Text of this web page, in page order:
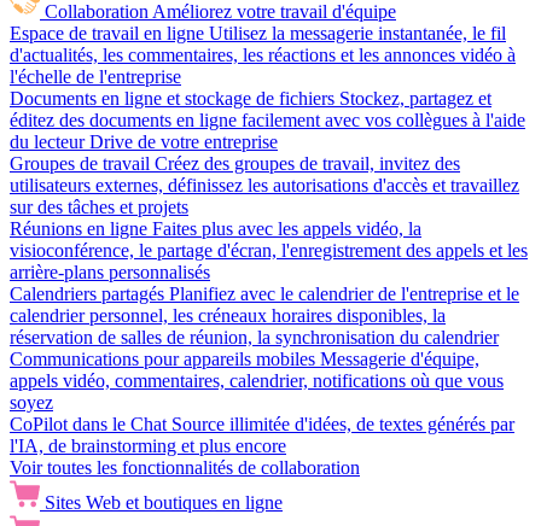
Collaboration Améliorez votre travail d'équipe
Espace de travail en ligne Utilisez la messagerie instantanée, le fil
d'actualités, les commentaires, les réactions et les annonces vidéo à
l'échelle de l'entreprise
Documents en ligne et stockage de fichiers Stockez, partagez et
éditez des documents en ligne facilement avec vos collègues à l'aide
du lecteur Drive de votre entreprise
Groupes de travail Créez des groupes de travail, invitez des
utilisateurs externes, définissez les autorisations d'accès et travaillez
sur des tâches et projets
Réunions en ligne Faites plus avec les appels vidéo, la
visioconférence, le partage d'écran, l'enregistrement des appels et les
arrière-plans personnalisés
Calendriers partagés Planifiez avec le calendrier de l'entreprise et le
calendrier personnel, les créneaux horaires disponibles, la
réservation de salles de réunion, la synchronisation du calendrier
Communications pour appareils mobiles Messagerie d'équipe,
appels vidéo, commentaires, calendrier, notifications où que vous
soyez
CoPilot dans le Chat Source illimitée d'idées, de textes générés par
l'IA, de brainstorming et plus encore
Voir toutes les fonctionnalités de collaboration
Sites Web et boutiques en ligne